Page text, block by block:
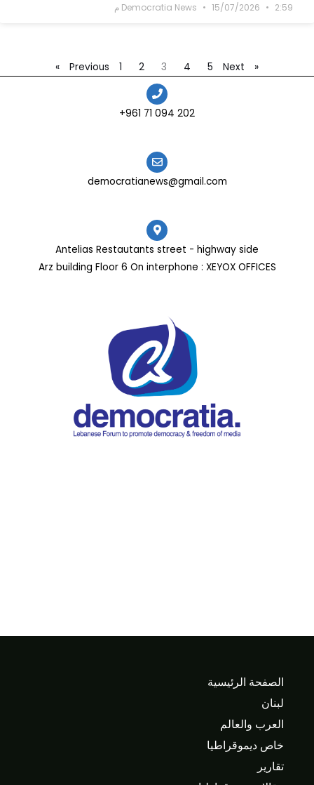
Democratia News 15/07/2026 2:59 م
« Previous
1 2 3 4 5 Next »
202 094 71 961+
democratianews@gmail.com
Antelias Restautants street - highway side
Arz building Floor 6 On interphone : XEYOX OFFICES
الصفحة الرئيسية
لبنان
العرب والعالم
خاص ديموقراطيا
تقارير